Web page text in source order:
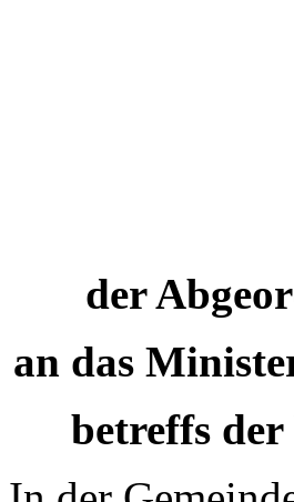
der
an das
betreffs